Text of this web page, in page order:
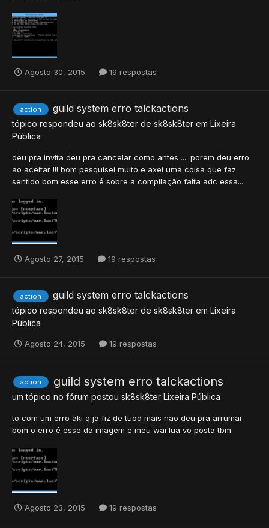
Agosto 30, 2015 19 respostas
action guild system erro talckactions
tópico respondeu ao sk8sk8ter de sk8sk8ter em Lixeira
Pública
deu pra invita deu pra cancelar como antes .... porem deu erro
ao aceitar !!! bom pesquisei muito e axei uma coisa que faz
sentido bom esse erro é sobre a compilação falta adc essa...
Agosto 27, 2015 19 respostas
action guild system erro talckactions
tópico respondeu ao sk8sk8ter de sk8sk8ter em Lixeira
Pública
Agosto 24, 2015 19 respostas
action guild system erro talckactions
um tópico no fórum postou sk8sk8ter Lixeira Pública
to com um erro aki q ja fiz de tuod mais não deu pra arrumar
bom o erro é esse da imagem e meu war.lua vo posta tbm
Agosto 23, 2015 19 respostas